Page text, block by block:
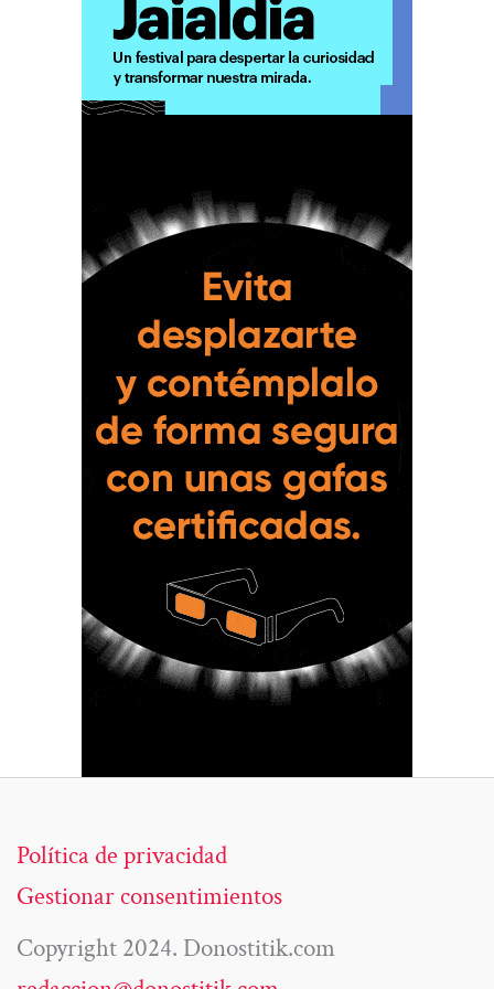
Política de privacidad
Gestionar consentimientos
Copyright 2024. Donostitik.com